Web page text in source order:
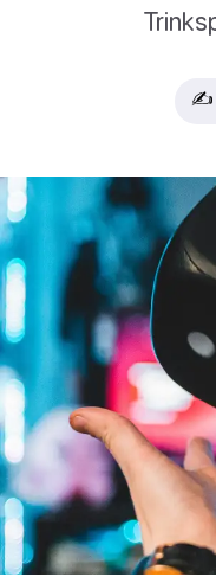
✍️